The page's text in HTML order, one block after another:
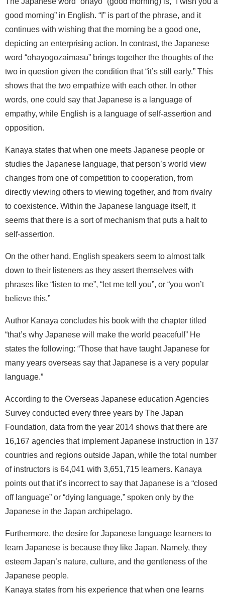
good morning” in English. “I” is part of the phrase, and it
continues with wishing that the morning be a good one,
depicting an enterprising action. In contrast, the Japanese
word “ohayogozaimasu” brings together the thoughts of the
two in question given the condition that “it’s still early.” This
shows that the two empathize with each other. In other
words, one could say that Japanese is a language of
empathy, while English is a language of self-assertion and
opposition.
Kanaya states that when one meets Japanese people or
studies the Japanese language, that person’s world view
changes from one of competition to cooperation, from
directly viewing others to viewing together, and from rivalry
to coexistence. Within the Japanese language itself, it
seems that there is a sort of mechanism that puts a halt to
self-assertion.
On the other hand, English speakers seem to almost talk
down to their listeners as they assert themselves with
phrases like “listen to me”, “let me tell you”, or “you won’t
believe this.”
Author Kanaya concludes his book with the chapter titled
“that’s why Japanese will make the world peaceful!” He
states the following: “Those that have taught Japanese for
many years overseas say that Japanese is a very popular
language.”
According to the Overseas Japanese education Agencies
Survey conducted every three years by The Japan
Foundation, data from the year 2014 shows that there are
16,167 agencies that implement Japanese instruction in 137
countries and regions outside Japan, while the total number
of instructors is 64,041 with 3,651,715 learners. Kanaya
points out that it’s incorrect to say that Japanese is a “closed
off language” or “dying language,” spoken only by the
Japanese in the Japan archipelago.
Furthermore, the desire for Japanese language learners to
learn Japanese is because they like Japan. Namely, they
esteem Japan’s nature, culture, and the gentleness of the
Japanese people.
Kanaya states from his experience that when one learns